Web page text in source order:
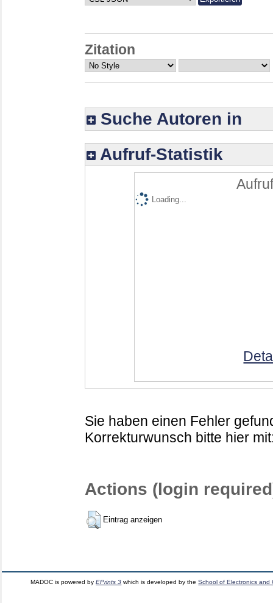
Zitation
Suche Autoren in
Aufruf-Statistik
Loading...
Sie haben einen Fehler
Korrekturwunsch bitte hier
Actions (login
Eintrag anzeigen
MADOC is powered byEPrints 3 which is developed by theSchool of Electronics and